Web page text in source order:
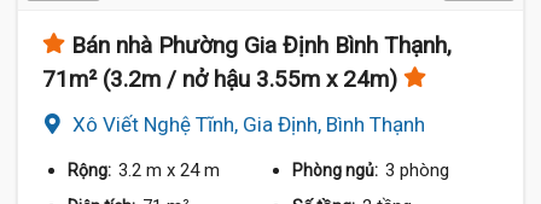
Bán nhà Phường Gia Định Bình Thạnh,
71m² (3.2m / nở hậu 3.55m x 24m)
Xô Viết Nghệ Tĩnh, Gia Định, Bình Thạnh
Rộng: 3.2 m x 24 m Phòng ngủ: 3 phòng